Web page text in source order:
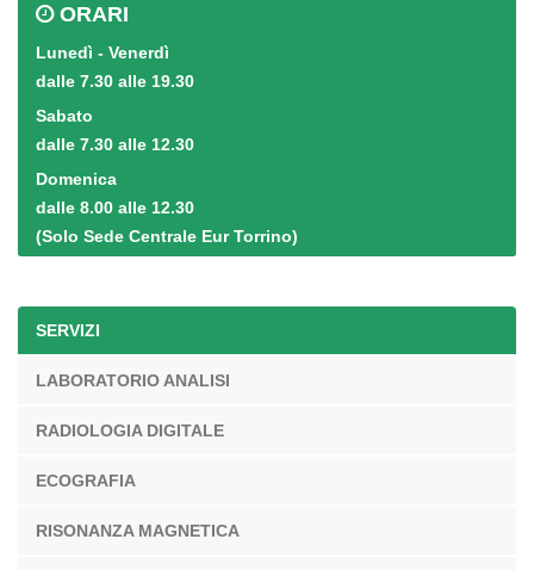
ORARI
Lunedì - Venerdì
dalle 7.30 alle 19.30
Sabato
dalle 7.30 alle 12.30
Domenica
dalle 8.00 alle 12.30
(Solo Sede Centrale Eur Torrino)
SERVIZI
LABORATORIO ANALISI
RADIOLOGIA DIGITALE
ECOGRAFIA
RISONANZA MAGNETICA